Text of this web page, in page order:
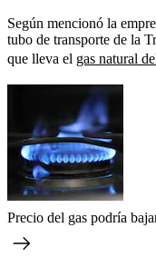
Según mencionó la
tubo de transporte de la
que lleva el gas natural
Precio del gas podría